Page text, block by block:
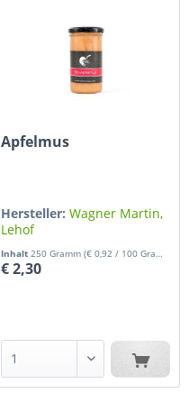
Apfelmus
Hersteller: Wagner Martin,
Lehof
Inhalt250 Gramm(€ 0,92 / 100 Gramm)
€ 2,30